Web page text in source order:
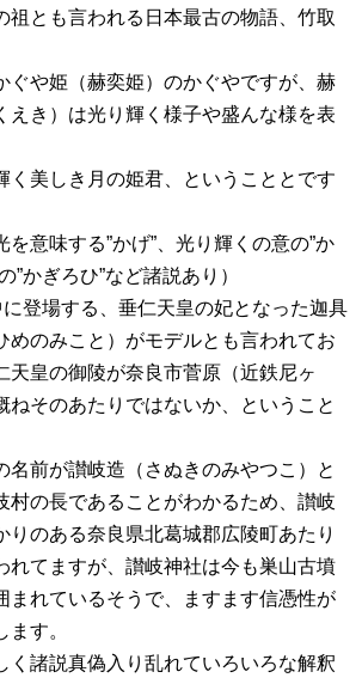
祖とも言われる日本最古の物語、竹取
ぐや姫（赫奕姫）のかぐやですが、赫
えき）は光り輝く様子や盛んな様を表
く美しき月の姫君、ということとです
を意味する”かげ”、光り輝くの意の”か
”かぎろひ”など諸説あり）
に登場する、垂仁天皇の妃となった迦具
めのみこと）がモデルとも言われてお
天皇の御陵が奈良市菅原（近鉄尼ヶ
ねそのあたりではないか、ということ
名前が讃岐造（さぬきのみやつこ）と
村の長であることがわかるため、讃岐
りのある奈良県北葛城郡広陵町あたり
れてますが、讃岐神社は今も巣山古墳
まれているそうで、ますます信憑性が
す。
く諸説真偽入り乱れていろいろな解釈